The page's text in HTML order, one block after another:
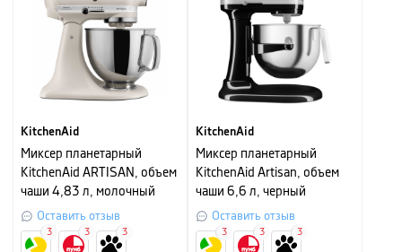
KitchenAid
Миксер планетарный
KitchenAid ARTISAN, объем
чаши 4,83 л, молочный
коктейль
Оставить отзыв
3 3 3
KitchenAid
Миксер планетарный
KitchenAid Artisan, объем
чаши 6,6 л, черный
Оставить отзыв
3 3 3